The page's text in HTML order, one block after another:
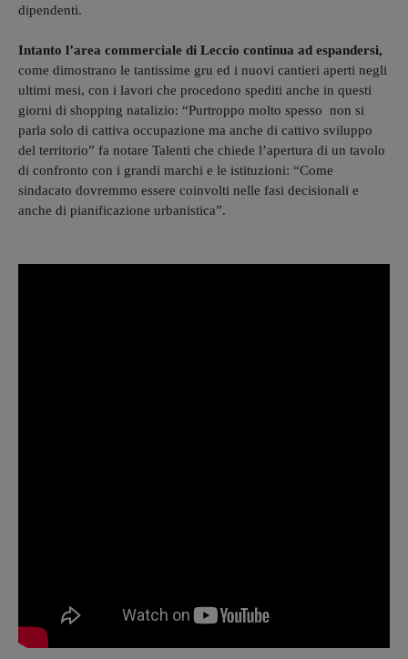
dipendenti.
Intanto l’area commerciale di Leccio continua ad espandersi,
come dimostrano le tantissime gru ed i nuovi cantieri aperti negli
ultimi mesi, con i lavori che procedono spediti anche in questi
giorni di shopping natalizio: “Purtroppo molto spesso non si
parla solo di cattiva occupazione ma anche di cattivo sviluppo
del territorio” fa notare Talenti che chiede l’apertura di un tavolo
di confronto con i grandi marchi e le istituzioni: “Come
sindacato dovremmo essere coinvolti nelle fasi decisionali e
anche di pianificazione urbanistica”.